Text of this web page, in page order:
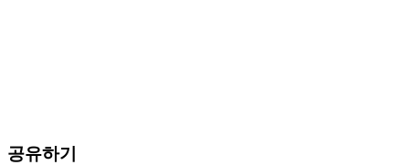
공유하기